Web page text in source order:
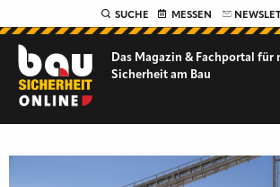
SUCHE MESSEN
Das Magazin & Fachportal für
Sicherheit am Bau